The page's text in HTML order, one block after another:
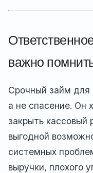
важно
Срочный займ для
а не спасение. Он
закрыть кассовый
выгодной
системных
выручки, плохого